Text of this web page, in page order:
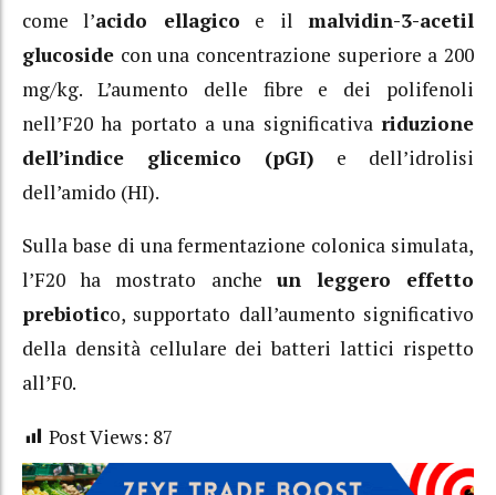
come l’acido ellagico e ilmalvidin-3-acetil
glucoside con una concentrazione superiore a 200
mg/kg. L’aumento delle fibre e dei polifenoli
nell’F20 ha portato a una significativa riduzione
dell’indice glicemico (pGI) e dell’idrolisi
dell’amido (HI).
Sulla base di una fermentazione colonica simulata,
l’F20 ha mostrato anche un leggero effetto
prebiotico, supportato dall’aumento significativo
della densità cellulare dei batteri lattici rispetto
all’F0.
Post Views: 87